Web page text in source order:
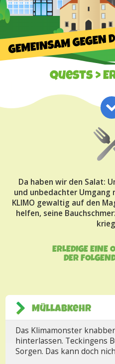
Quests>
Da haben wir den Salat:
und unbedachter
KLIMO gewaltig auf den
helfen, seine
ERLEDIGE EINE
DER
Müllabkehr
Das Klimamonster
hinterlassen. Teckingens
Sorgen. Das kann doch